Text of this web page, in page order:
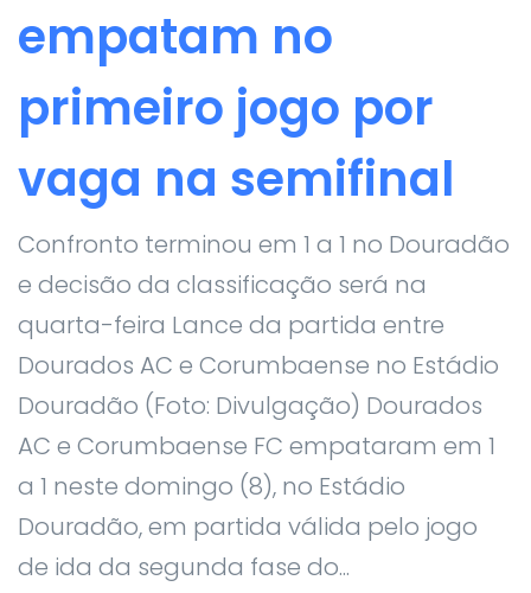
empatam no
primeiro jogo por
vaga na semifinal
Confronto terminou em 1 a 1 no Douradão
e decisão da classificação será na
quarta-feira Lance da partida entre
Dourados AC e Corumbaense no Estádio
Douradão (Foto: Divulgação) Dourados
AC e Corumbaense FC empataram em 1
a 1 neste domingo (8), no Estádio
Douradão, em partida válida pelo jogo
de ida da segunda fase do...